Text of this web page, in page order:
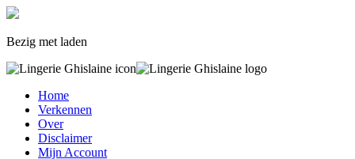
Bezig met laden
Home
Verkennen
Over
Disclaimer
Mijn Account